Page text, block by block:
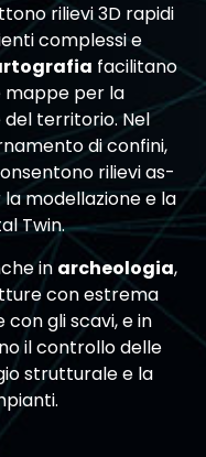
rilievi 3D rapidi
complessi e
facilitano
mappe per la
del territorio. Nel
di confini,
rilievi as-
modellazione e la
Twin.
in archeologia,
con estrema
gli scavi, e in
il controllo delle
strutturale e la